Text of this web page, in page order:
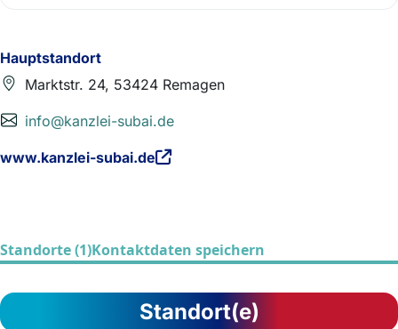
Hauptstandort
Marktstr. 24, 53424 Remagen
info@kanzlei-subai.de
www.kanzlei-subai.de
Standorte (1)Kontaktdaten speichern
Standort(e)